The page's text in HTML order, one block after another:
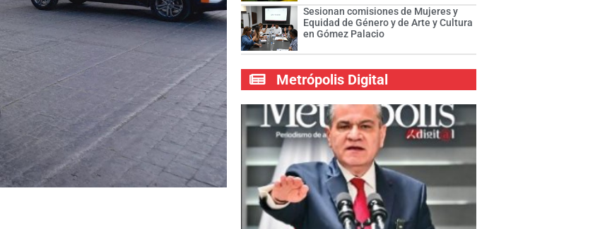
Sesionan comisiones de Mujeres y
Equidad de Género y de Arte y Cultura
en Gómez Palacio
Metrópolis Digital